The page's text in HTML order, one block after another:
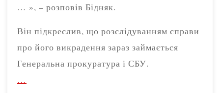
… », – розповів Бідняк.
Він підкреслив, що розслідуванням справи
про його викрадення зараз займається
Генеральна прокуратура і СБУ.
…